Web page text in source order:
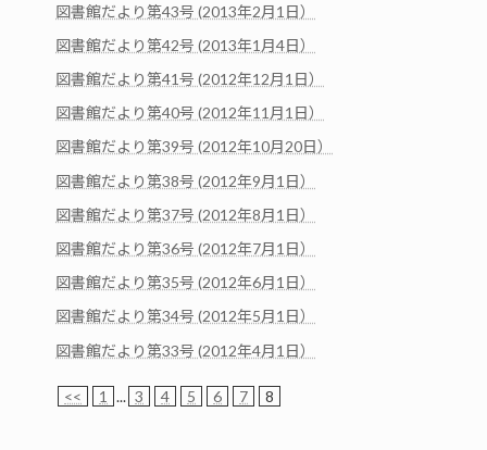
図書館だより第43号 (2013年2月1日）
図書館だより第42号 (2013年1月4日）
図書館だより第41号 (2012年12月1日）
図書館だより第40号 (2012年11月1日）
図書館だより第39号 (2012年10月20日）
図書館だより第38号 (2012年9月1日）
図書館だより第37号 (2012年8月1日）
図書館だより第36号 (2012年7月1日）
図書館だより第35号 (2012年6月1日）
図書館だより第34号 (2012年5月1日）
図書館だより第33号 (2012年4月1日）
<< 1 ... 3 4 5 6 7 8